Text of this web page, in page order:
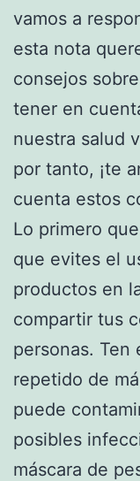
vamos a
esta nota
consejos
tener en
nuestra salud
por tanto, ¡te
cuenta estos
Lo primero
que evites el
productos en
compartir tus
personas. Ten
repetido de
puede
posibles
máscara de